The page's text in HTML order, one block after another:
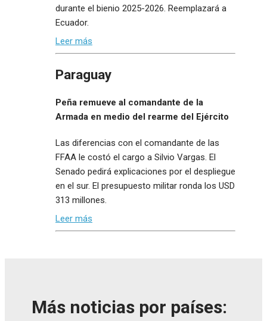
durante el bienio 2025-2026. Reemplazará a
Ecuador.
Leer más
Paraguay
Peña remueve al comandante de la
Armada en medio del rearme del Ejército
Las diferencias con el comandante de las
FFAA le costó el cargo a Silvio Vargas. El
Senado pedirá explicaciones por el despliegue
en el sur. El presupuesto militar ronda los USD
313 millones.
Leer más
Más noticias por países: